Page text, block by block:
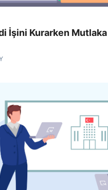
İşini Kurarken Mutlaka